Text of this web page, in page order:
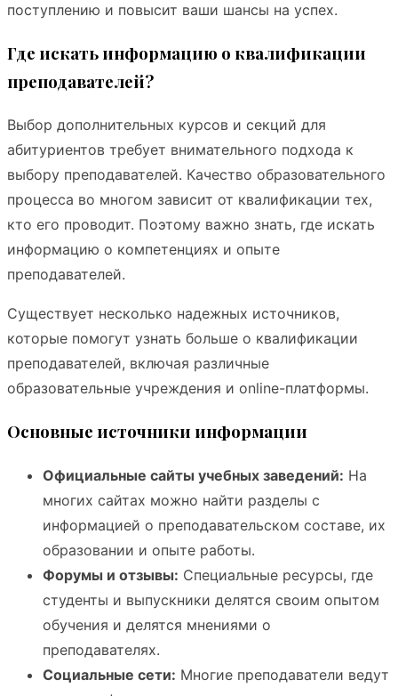
поступлению и повысит ваши шансы на успех.
Где искать информацию о квалификации
преподавателей?
Выбор дополнительных курсов и секций для
абитуриентов требует внимательного подхода к
выбору преподавателей. Качество образовательного
процесса во многом зависит от квалификации тех,
кто его проводит. Поэтому важно знать, где искать
информацию о компетенциях и опыте
преподавателей.
Существует несколько надежных источников,
которые помогут узнать больше о квалификации
преподавателей, включая различные
образовательные учреждения и online-платформы.
Основные источники информации
Официальные сайты учебных заведений: На
многих сайтах можно найти разделы с
информацией о преподавательском составе, их
образовании и опыте работы.
Форумы и отзывы: Специальные ресурсы, где
студенты и выпускники делятся своим опытом
обучения и делятся мнениями о
преподавателях.
Социальные сети: Многие преподаватели ведут